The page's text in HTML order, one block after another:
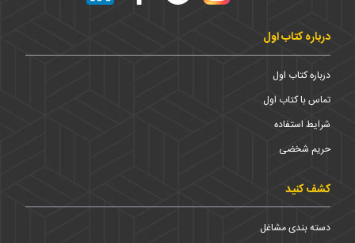
درباره کتاب اول
درباره کتاب اول
تماس با کتاب اول
شرایط استفاده
حریم شخضی
کشف کنید
دسته بندی مشاغل